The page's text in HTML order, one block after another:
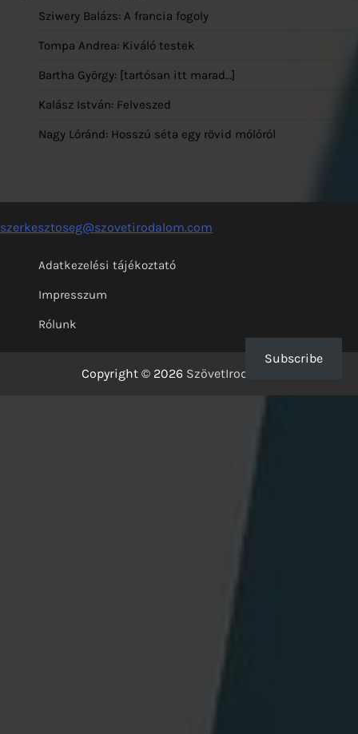
Sziwery Balázs: A francia fogoly
Tompa Andrea: Kiváló testek
Bartha György: [tartósan itt marad…]
Kalász István: Felveszed
Nagy Lóránd: Hosszú séta egy rövid mólóról
szerkesztoseg@szovetirodalom.com
Adatkezelési tájékoztató
Impresszum
Rólunk
Copyright © 2026 SzövetIrodalom
Subscribe